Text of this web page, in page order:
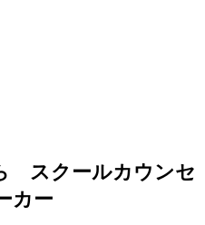
スクールカウンセ
カー